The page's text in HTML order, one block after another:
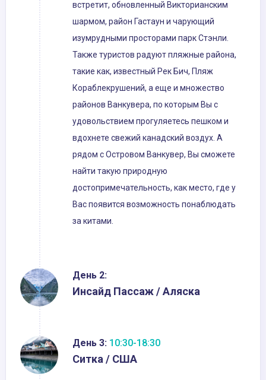
встретит, обновленный Викторианским
шармом, район Гастаун и чарующий
изумрудными просторами парк Стэнли.
Также туристов радуют пляжные района,
такие как, известный Рек Бич, Пляж
Кораблекрушений, а еще и множество
районов Ванкувера, по которым Вы с
удовольствием прогуляетесь пешком и
вдохнете свежий канадский воздух. А
рядом с Островом Ванкувер, Вы сможете
найти такую природную
достопримечательность, как место, где у
Вас появится возможность понаблюдать
за китами.
День 2:
Инсайд Пассаж / Аляска
День 3: 10:30-18:30
Ситка / США